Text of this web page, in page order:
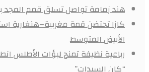
هند زمامة تواصل تسلق قمم
كازا تحتضن قمة مغربية–هنغارية
الأبيض المتوسط
رباعية نظيفة تمنح لبؤات الأطلس
“كان السيدات”